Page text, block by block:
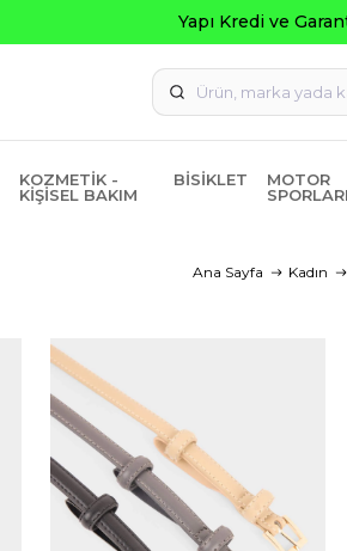
Yapı Kredi ve Garanti Bankasına
KOZMETIK -
KIŞISEL BAKIM
BISIKLET
MOTOR
SPORLARI
Ana Sayfa Kadın